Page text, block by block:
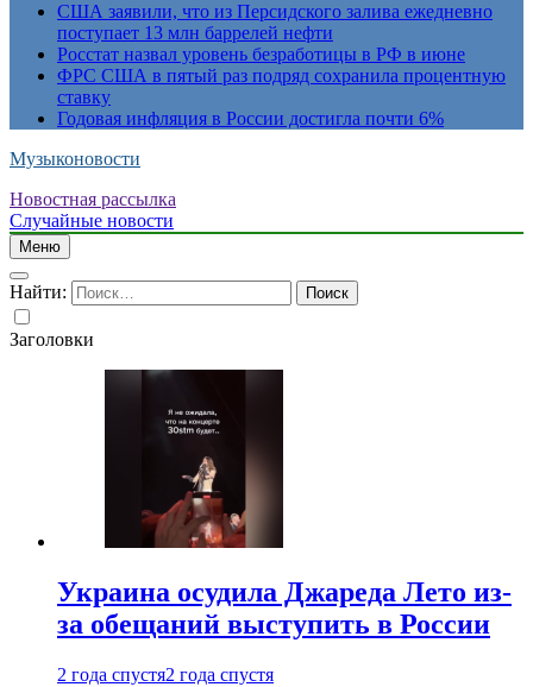
США заявили, что из Персидского залива ежедневно
поступает 13 млн баррелей нефти
Росстат назвал уровень безработицы в РФ в июне
ФРС США в пятый раз подряд сохранила процентную
ставку
Годовая инфляция в России достигла почти 6%
Музыконовости
Новостная рассылка
Случайные новости
Меню
Найти:
Заголовки
Украина осудила Джареда Лето из-
за обещаний выступить в России
2 года спустя2 года спустя